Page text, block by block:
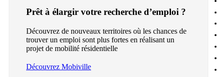
Prêt à élargir votre recherche d’emploi ?
Découvrez de nouveaux territoires où les chances de
trouver un emploi sont plus fortes en réalisant un
projet de mobilité résidentielle
Découvrez Mobiville